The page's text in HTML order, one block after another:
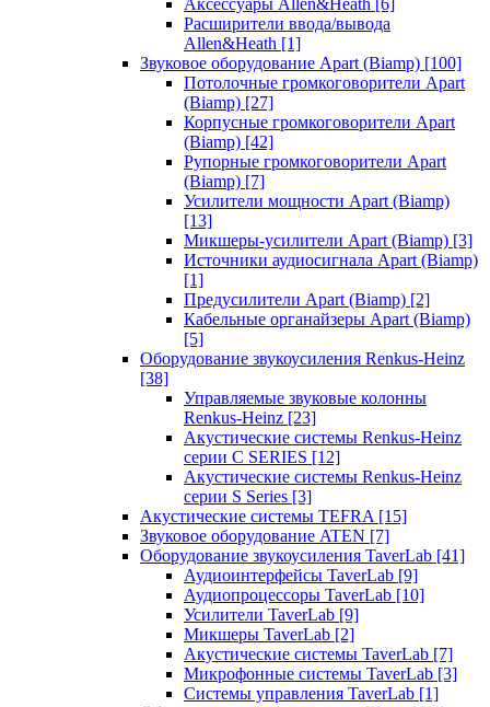
Аксессуары Allen&Heath [6]
Расширители ввода/вывода
Allen&Heath [1]
Звуковое оборудование Apart (Biamp) [100]
Потолочные громкоговорители Apart
(Biamp) [27]
Корпусные громкоговорители Apart
(Biamp) [42]
Рупорные громкоговорители Apart
(Biamp) [7]
Усилители мощности Apart (Biamp)
[13]
Микшеры-усилители Apart (Biamp) [3]
Источники аудиосигнала Apart (Biamp)
[1]
Предусилители Apart (Biamp) [2]
Кабельные органайзеры Apart (Biamp)
[5]
Оборудование звукоусиления Renkus-Heinz
[38]
Управляемые звуковые колонны
Renkus-Heinz [23]
Акустические системы Renkus-Heinz
серии C SERIES [12]
Акустические системы Renkus-Heinz
серии S Series [3]
Акустические системы TEFRA [15]
Звуковое оборудование ATEN [7]
Оборудование звукоусиления TaverLab [41]
Аудиоинтерфейсы TaverLab [9]
Аудиопроцессоры TaverLab [10]
Усилители TaverLab [9]
Микшеры TaverLab [2]
Акустические системы TaverLab [7]
Микрофонные системы TaverLab [3]
Системы управления TaverLab [1]